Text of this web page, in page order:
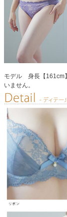
モデル 身長【161cm
いません。